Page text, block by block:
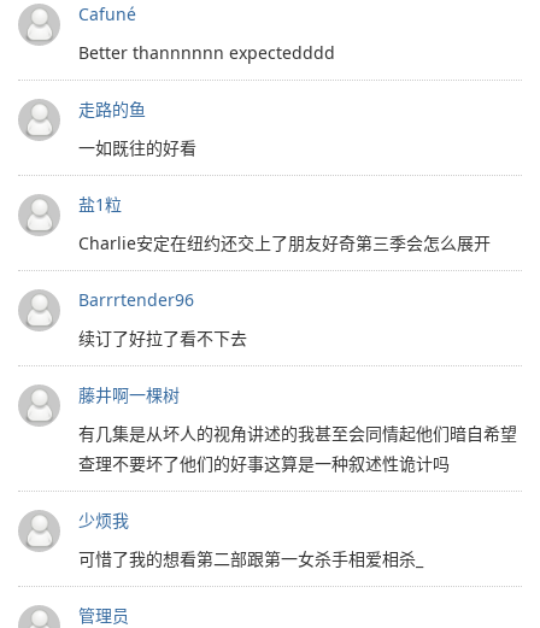
Cafuné
Better thannnnnn expectedddd
走路的鱼
一如既往的好看
盐1粒
Charlie安定在纽约还交上了朋友好奇第三季会怎么展开
Barrrtender96
续订了好拉了看不下去
藤井啊一棵树
有几集是从坏人的视角讲述的我甚至会同情起他们暗自希望
查理不要坏了他们的好事这算是一种叙述性诡计吗
少烦我
可惜了我的想看第二部跟第一女杀手相爱相杀_
管理员